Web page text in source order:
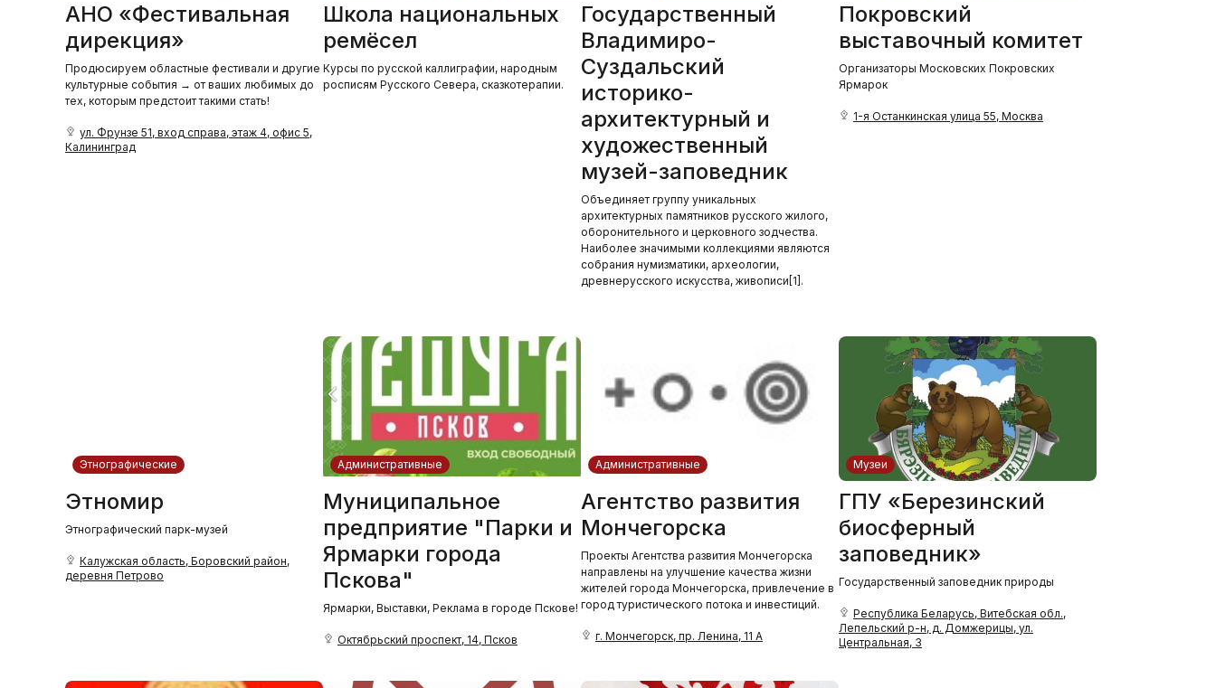
АНО «Фестивальная
дирекция»
Продюсируем областные фестивали и другие
культурные события → от ваших любимых до
тех, которым предстоит такими стать!
ул. Фрунзе 51, вход справа, этаж 4, офис 5,
Калининград
Школа национальных
ремёсел
Курсы по русской каллиграфии, народным
росписям Русского Севера, сказкотерапии.
Государственный
Владимиро-
Суздальский
историко-
архитектурный и
художественный
музей-заповедник
Объединяет группу уникальных
архитектурных памятников русского жилого,
оборонительного и церковного зодчества.
Наиболее значимыми коллекциями являются
собрания нумизматики, археологии,
древнерусского искусства, живописи[1].
Покровский
выставочный комитет
Организаторы Московских Покровских
Ярмарок
1-я Останкинская улица 55, Москва
Этнографические
Этномир
Этнографический парк-музей
Калужская область, Боровский район,
деревня Петрово
Административные
Муниципальное
предприятие "Парки и
Ярмарки города
Пскова"
Ярмарки, Выставки, Реклама в городе Пскове!
Октябрьский проспект, 14, Псков
Административные
Агентство развития
Мончегорска
Проекты Агентства развития Мончегорска
направлены на улучшение качества жизни
жителей города Мончегорска, привлечение в
город туристического потока и инвестиций.
г. Мончегорск, пр. Ленина, 11 А
Музеи
ГПУ «Березинский
биосферный
заповедник»
Государственный заповедник природы
Республика Беларусь, Витебская обл.,
Лепельский р-н, д. Домжерицы, ул.
Центральная, 3